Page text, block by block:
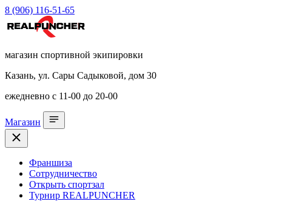
8 (906) 116-51-65
магазин спортивной экипировки
Казань, ул. Сары Садыковой, дом 30
ежедневно с 11-00 до 20-00
Магазин
Франшиза
Сотрудничество
Открыть спортзал
Турнир REALPUNCHER